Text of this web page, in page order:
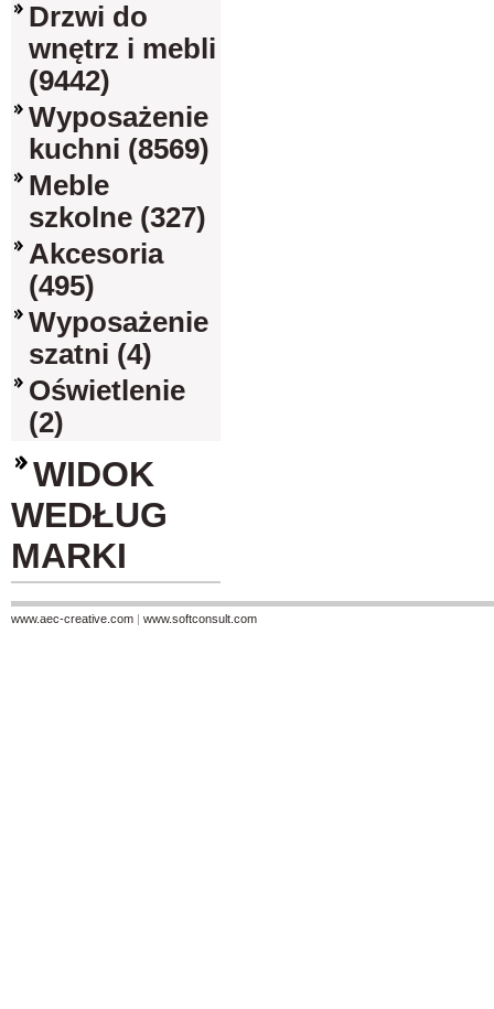
Drzwi do
wnętrz i mebli
(9442)
Wyposażenie
kuchni (8569)
Meble
szkolne (327)
Akcesoria
(495)
Wyposażenie
szatni (4)
Oświetlenie
(2)
WIDOK
WEDŁUG
MARKI
www.aec-creative.com | www.softconsult.com